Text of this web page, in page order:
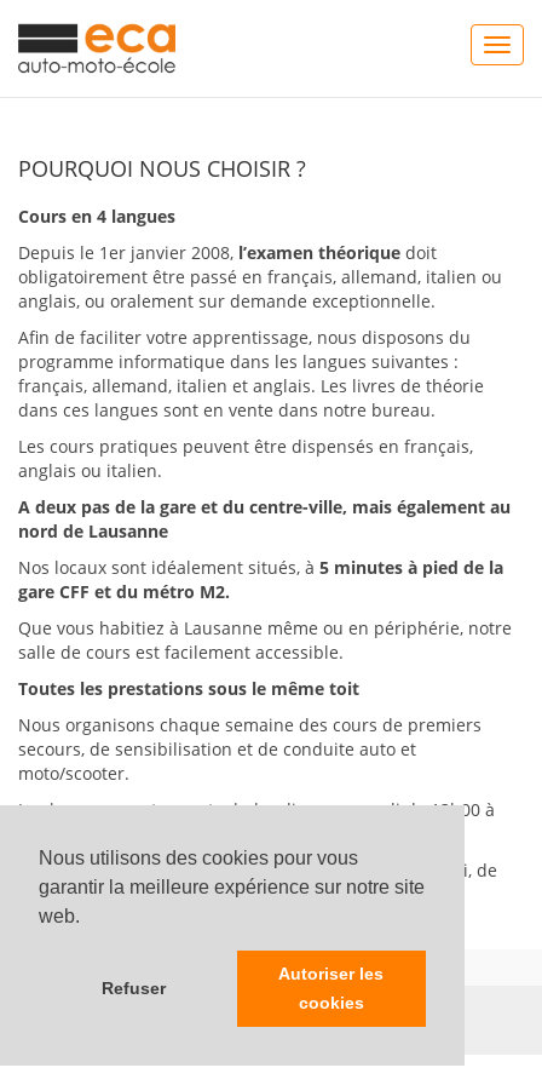
Nous utilisons des cookies pour vous
garantir la meilleure expérience sur notre site
web.
Refuser
Autoriser les
cookies
POURQUOI NOUS CHOISIR ?
Cours en 4 langues
Depuis le 1er janvier 2008, l’examen théorique doit
obligatoirement être passé en français, allemand, italien ou
anglais, ou oralement sur demande exceptionnelle.
Afin de faciliter votre apprentissage, nous disposons du
programme informatique dans les langues suivantes :
français, allemand, italien et anglais. Les livres de théorie
dans ces langues sont en vente dans notre bureau.
Les cours pratiques peuvent être dispensés en français,
anglais ou italien.
A deux pas de la gare et du centre-ville, mais également au
nord de Lausanne
Nos locaux sont idéalement situés, à 5 minutes à pied de la
gare CFF et du métro M2.
Que vous habitiez à Lausanne même ou en périphérie, notre
salle de cours est facilement accessible.
Toutes les prestations sous le même toit
Nous organisons chaque semaine des cours de premiers
secours, de sensibilisation et de conduite auto et
moto/scooter.
Les bureaux sont ouverts du lundi au mercredi de 13h00 à
Les cours pratiques sont dispensés du lundi au samedi, de
7h00 à 19h00.